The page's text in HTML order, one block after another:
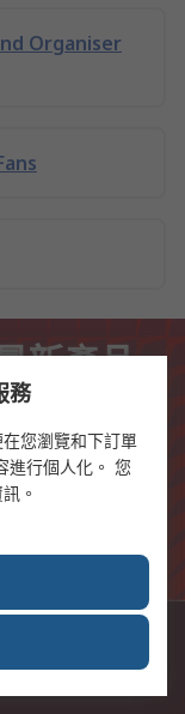
Organiser
新產品
閱
》進行處理。
務
您瀏覽和下訂單
進行個人化。 您
。